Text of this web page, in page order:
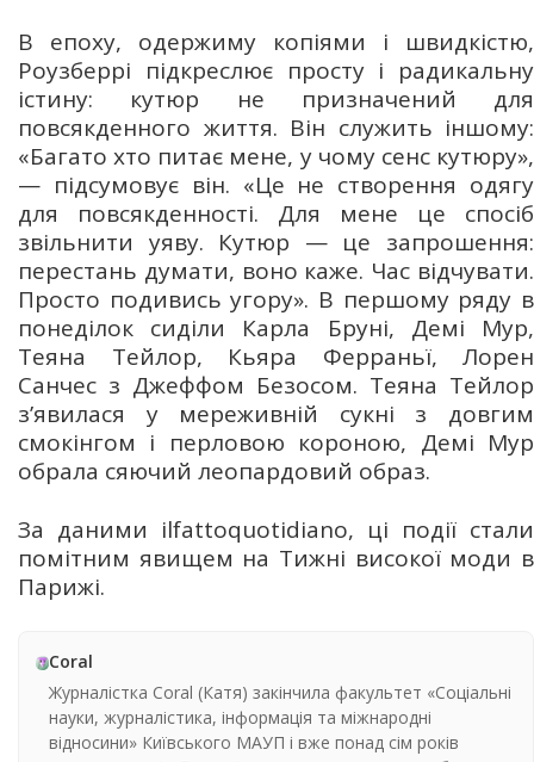
В епоху, одержиму копіями і швидкістю,
Роузберрі підкреслює просту і радикальну
істину: кутюр не призначений для
повсякденного життя. Він служить іншому:
«Багато хто питає мене, у чому сенс кутюру»,
— підсумовує він. «Це не створення одягу
для повсякденності. Для мене це спосіб
звільнити уяву. Кутюр — це запрошення:
перестань думати, воно каже. Час відчувати.
Просто подивись угору». В першому ряду в
понеділок сиділи Карла Бруні, Демі Мур,
Теяна Тейлор, Кьяра Ферраньї, Лорен
Санчес з Джеффом Безосом. Теяна Тейлор
з’явилася у мереживній сукні з довгим
смокінгом і перловою короною, Демі Мур
обрала сяючий леопардовий образ.
За даними ilfattoquotidiano, ці події стали
помітним явищем на Тижні високої моди в
Парижі.
Coral
Журналістка Coral (Катя) закінчила факультет «Соціальні
науки, журналістика, інформація та міжнародні
відносини» Київського МАУП і вже понад сім років